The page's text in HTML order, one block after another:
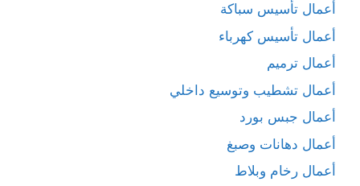
أعمال تأسيس سباكة
أعمال تأسيس كهرباء
أعمال ترميم
أعمال تشطيب وتوسيع داخلي
أعمال جبس بورد
أعمال دهانات وصبغ
أعمال رخام وبلاط